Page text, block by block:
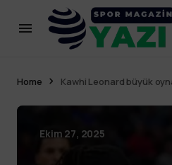
Home Kawhi Leonard büyük
Ekim 27, 2025